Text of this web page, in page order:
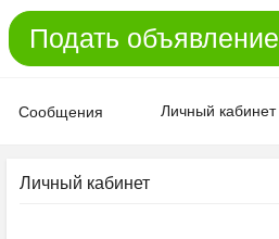
Подать объявление
Сообщения Личный кабинет
Личный кабинет